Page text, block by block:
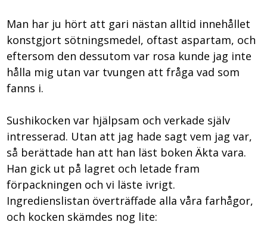
Man har ju hört att gari nästan alltid innehållet
konstgjort sötningsmedel, oftast aspartam, och
eftersom den dessutom var rosa kunde jag inte
hålla mig utan var tvungen att fråga vad som
fanns i.
Sushikocken var hjälpsam och verkade själv
intresserad. Utan att jag hade sagt vem jag var,
så berättade han att han läst boken Äkta vara.
Han gick ut på lagret och letade fram
förpackningen och vi läste ivrigt.
Ingredienslistan överträffade alla våra farhågor,
och kocken skämdes nog lite: